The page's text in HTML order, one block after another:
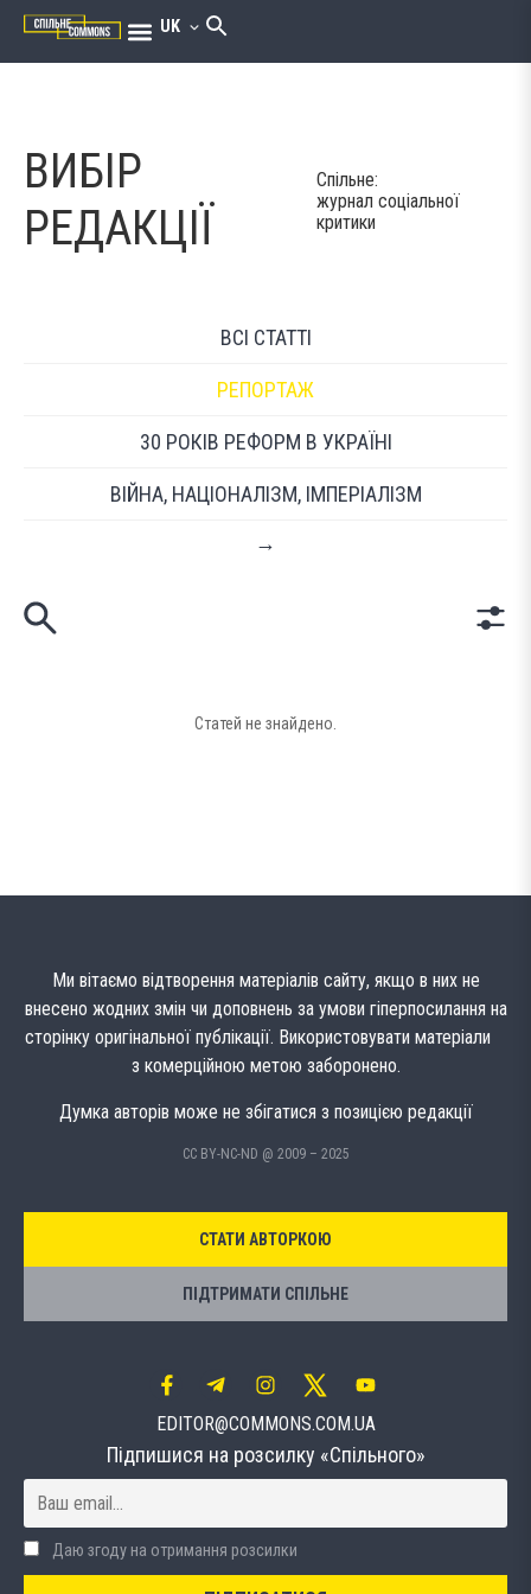
UK
ВИБІР
РЕДАКЦІЇ
Спільне:
журнал соціальної
критики
ВСІ СТАТТІ
РЕПОРТАЖ
30 РОКІВ РЕФОРМ В УКРАЇНІ
ВІЙНА, НАЦІОНАЛІЗМ, ІМПЕРІАЛІЗМ
→
Статей не знайдено.
Ми вітаємо відтворення матеріалів сайту, якщо в них не
внесено жодних змін чи доповнень за умови гіперпосилання на
сторінку оригінальної публікації. Використовувати матеріали
з комерційною метою заборонено.
Думка авторів може не збігатися з позицією редакції
CC BY-NC-ND @ 2009 – 2025
СТАТИ АВТОРКОЮ
ПІДТРИМАТИ СПІЛЬНЕ
EDITOR@COMMONS.COM.UA
Підпишися на розсилку «Спільного»
Даю згоду на отримання розсилки